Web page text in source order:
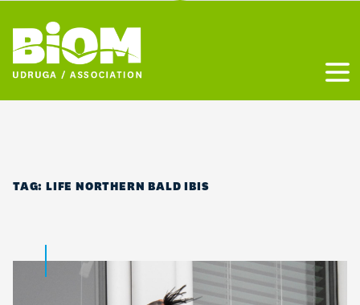
TAG: LIFE NORTHERN BALD IBIS